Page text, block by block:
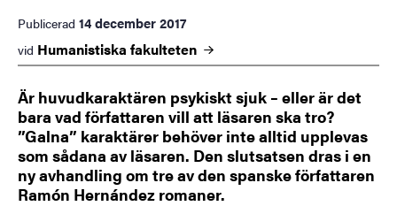
Publicerad 14 december 2017
vid Humanistiska fakulteten
Är huvudkaraktären psykiskt sjuk – eller är det
bara vad författaren vill att läsaren ska tro?
”Galna” karaktärer behöver inte alltid upplevas
som sådana av läsaren. Den slutsatsen dras i en
ny avhandling om tre av den spanske författaren
Ramón Hernández romaner.